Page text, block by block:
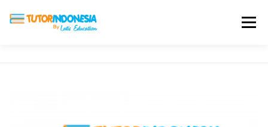
Menu